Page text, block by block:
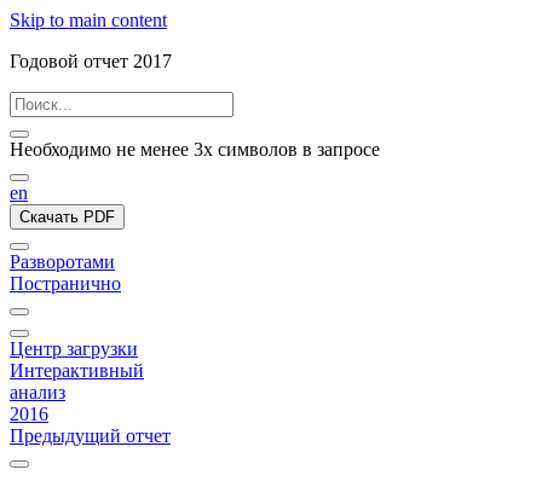
Skip to main content
Годовой отчет 2017
Необходимо не менее 3х символов в запросе
en
Скачать PDF
Разворотами
Постранично
Центр загрузки
Интерактивный
анализ
2016
Предыдущий отчет